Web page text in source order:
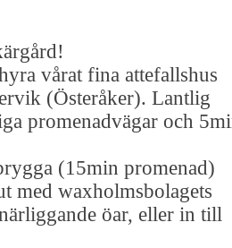
vårat fina attefallshus
(Österåker). Lantlig
promenadvägar och
(15min promenad)
med waxholmsbolagets
öar, eller in till